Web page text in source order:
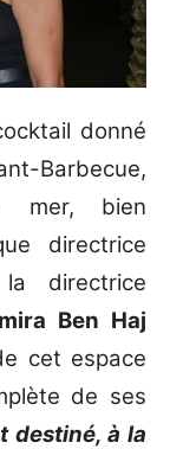
donné
Barbecue,
mer, bien
directrice
la directrice
Ben Haj
cet espace
de ses
destiné, à la